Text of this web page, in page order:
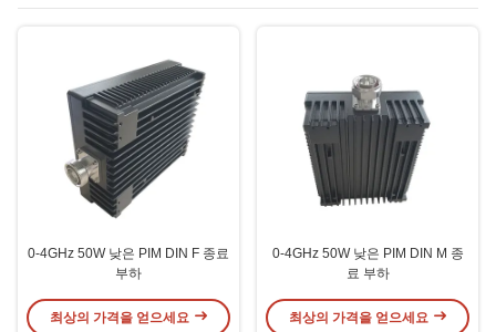
0-4GHz 50W 낮은 PIM DIN F 종료
부하
최상의 가격을 얻으세요
0-4GHz 50W 낮은 PIM DIN M 종
료 부하
최상의 가격을 얻으세요